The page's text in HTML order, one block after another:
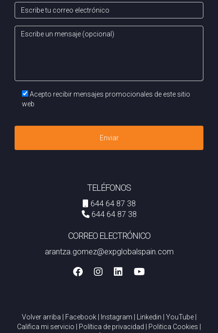
Acepto recibir mensajes promocionales de este sitio
web
Enviar
TELÉFONOS
644 64 87 38
644 64 87 38
CORREO ELECTRÓNICO
arantza.gomez@expglobalspain.com
Volver arriba Facebook| Instagram Linkedin YouTube|
Califica mi servicio
Política de privacidad Politica Cookies